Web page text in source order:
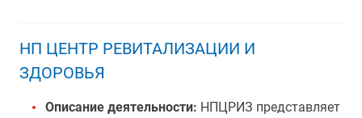
НП ЦЕНТР РЕВИТАЛИЗАЦИИ И
ЗДОРОВЬЯ
Описание деятельности: НПЦРИЗ представляет